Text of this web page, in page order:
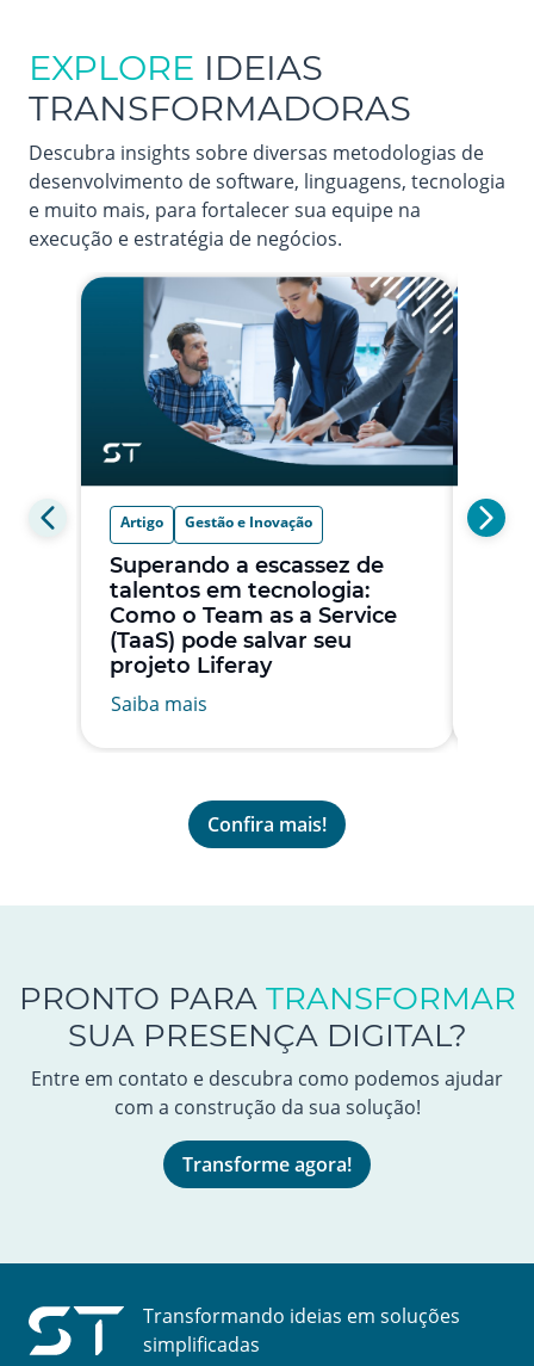
EXPLORE IDEIAS
TRANSFORMADORAS
Descubra insights sobre diversas metodologias de
desenvolvimento de software, linguagens, tecnologia
e muito mais, para fortalecer sua equipe na
execução e estratégia de negócios.
Artigo Gestão e Inovação
Superando a escassez de
talentos em tecnologia:
Como o Team as a Service
(TaaS) pode salvar seu
projeto Liferay
Saiba mais
Confira mais!
PRONTO PARATRANSFORMAR
SUA PRESENÇA DIGITAL?
Entre em contato e descubra como podemos ajudar
com a construção da sua solução!
Transforme agora!
Transformando ideias em soluções
simplificadas